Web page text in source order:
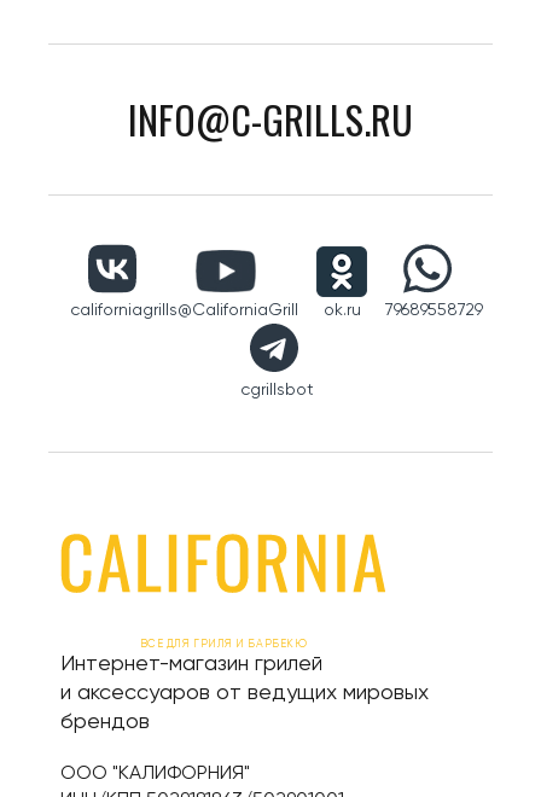
INFO@C-GRILLS.RU
californiagrills@CaliforniaGrill ok.ru 79689558729
cgrillsbot
ВСЕ ДЛЯ ГРИЛЯ И БАРБЕКЮ
Интернет-магазин грилей
и аксессуаров от ведущих мировых
брендов
ООО "КАЛИФОРНИЯ"